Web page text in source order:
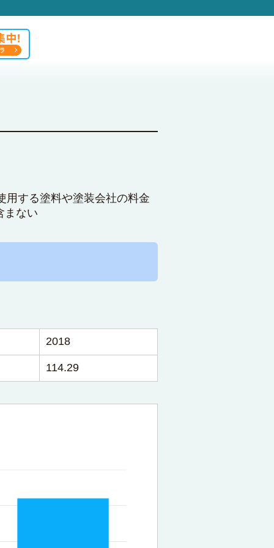
用する塗料や塗装会社の料金
まない
2018
114.29